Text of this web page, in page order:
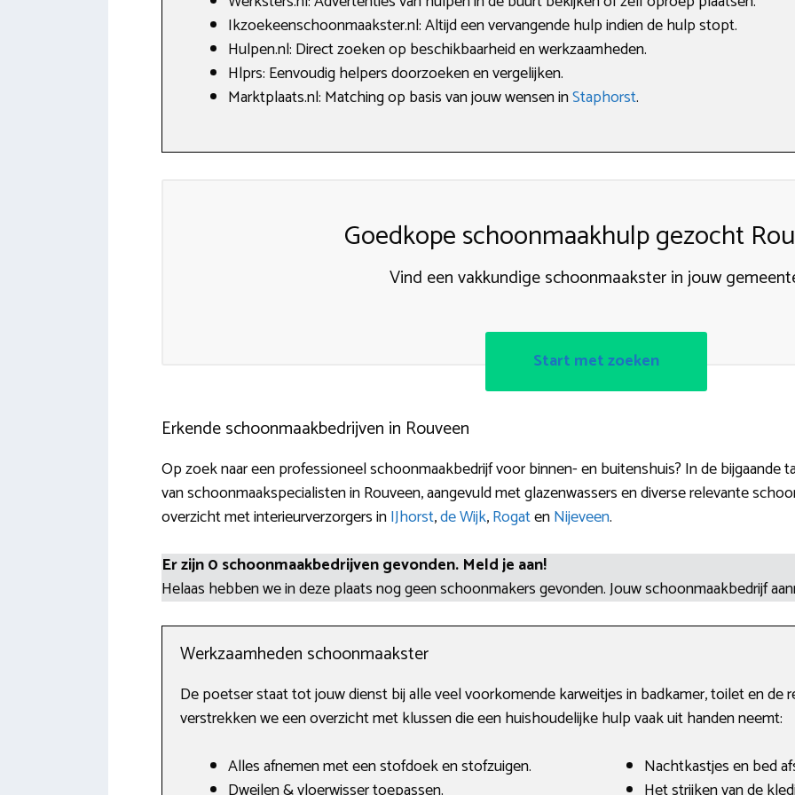
Ikzoekeenschoonmaakster.nl: Altijd een vervangende hulp indien de hulp stopt.
Hulpen.nl: Direct zoeken op beschikbaarheid en werkzaamheden.
Hlprs: Eenvoudig helpers doorzoeken en vergelijken.
Marktplaats.nl: Matching op basis van jouw wensen inStaphorst.
Goedkope schoonmaakhulp gezocht
Vind een vakkundige schoonmaakster in jouw
Start met zoeken
Erkende schoonmaakbedrijven in Rouveen
Op zoek naar een professioneel schoonmaakbedrijf voor binnen- en buitenshuis? In de bijgaande
van schoonmaakspecialisten in Rouveen, aangevuld met glazenwassers en diverse relevante
overzicht met interieurverzorgers inIJhorst,de Wijk,RogatenNijeveen.
Er zijn 0 schoonmaakbedrijven gevonden. Meld je aan!
Helaas hebben we in deze plaats nog geen schoonmakers gevonden. Jouw schoonmaakbedrijf
Werkzaamheden schoonmaakster
De poetser staat tot jouw dienst bij alle veel voorkomende karweitjes in badkamer, toilet en de
verstrekken we een overzicht met klussen die een huishoudelijke hulp vaak uit handen neemt:
Alles afnemen met een stofdoek en stofzuigen.
Nachtkastjes en bed